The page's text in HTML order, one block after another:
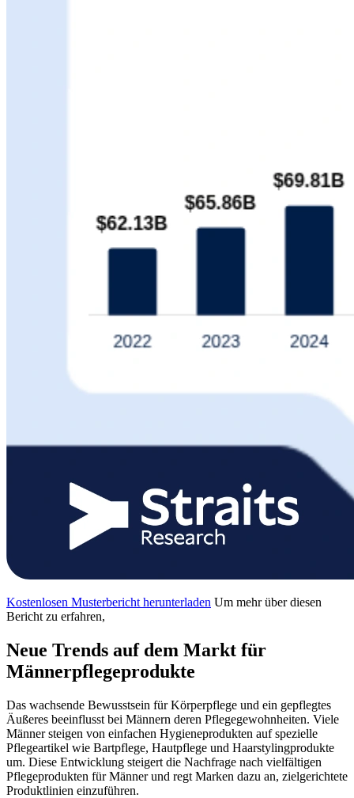
Kostenlosen Musterbericht herunterladen Um mehr über diesen
Bericht zu erfahren,
Neue Trends auf dem Markt für
Männerpflegeprodukte
Das wachsende Bewusstsein für Körperpflege und ein gepflegtes
Äußeres beeinflusst bei Männern deren Pflegegewohnheiten. Viele
Männer steigen von einfachen Hygieneprodukten auf spezielle
Pflegeartikel wie Bartpflege, Hautpflege und Haarstylingprodukte
um. Diese Entwicklung steigert die Nachfrage nach vielfältigen
Pflegeprodukten für Männer und regt Marken dazu an, zielgerichtete
Produktlinien einzuführen.